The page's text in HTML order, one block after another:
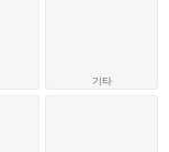
기타